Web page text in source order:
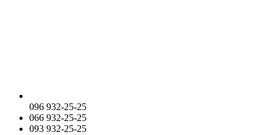
096 932-25-25
066 932-25-25
093 932-25-25